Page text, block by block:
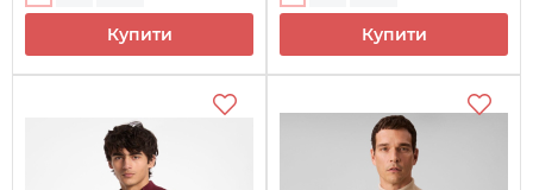
Купити Купити